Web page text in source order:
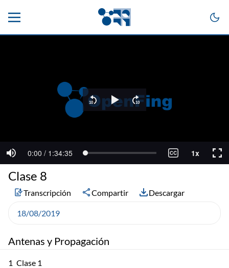
Antenas y Propagación
1 Clase 1
Clase 8
Transcripción Compartir Descargar
18/08/2019